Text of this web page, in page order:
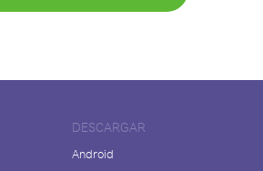
DESCARGAR
Android